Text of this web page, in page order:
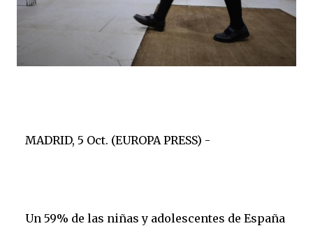
MADRID, 5 Oct. (EUROPA PRESS) -
Un 59% de las niñas y adolescentes de España